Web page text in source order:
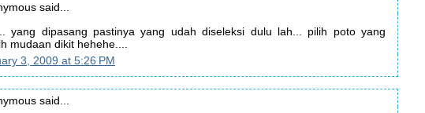
said...
yang dipasang pastinya yang udah diseleksi dulu lah... pilih poto yang
mudaan dikit hehehe....
3, 2009 at 5:26 PM
said...